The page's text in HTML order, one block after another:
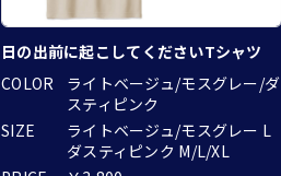
日の出前に起こしてくださいTシャツ
COLOR
ライトベージュ/モスグレー/ダ
スティピンク
SIZE
ライトベージュ/モスグレー L
ダスティピンク M/L/XL